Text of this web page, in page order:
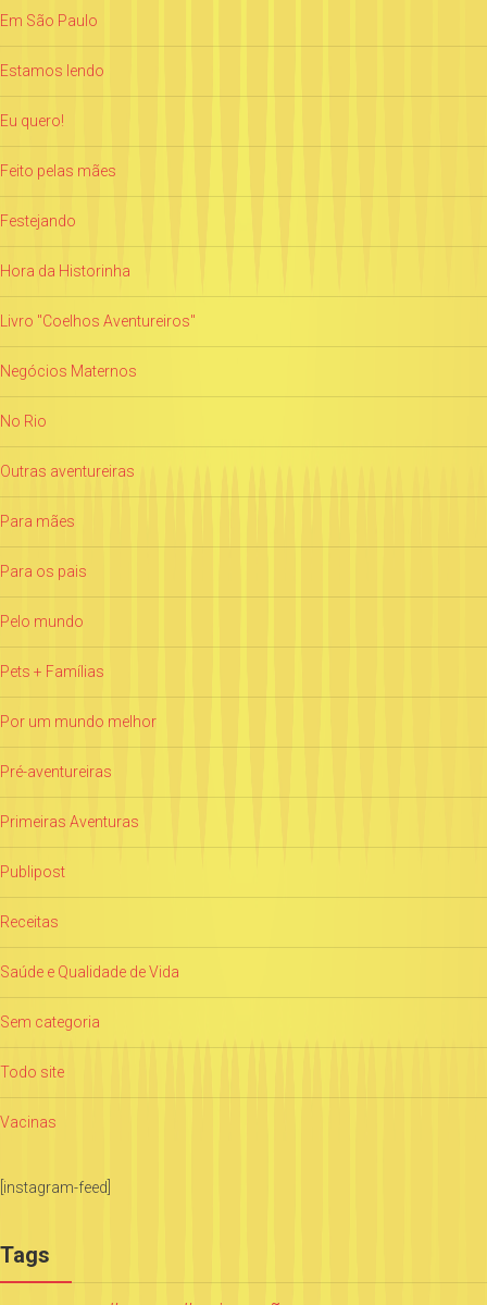
Em São Paulo
Estamos lendo
Eu quero!
Feito pelas mães
Festejando
Hora da Historinha
Livro "Coelhos Aventureiros"
Negócios Maternos
No Rio
Outras aventureiras
Para mães
Para os pais
Pelo mundo
Pets + Famílias
Por um mundo melhor
Pré-aventureiras
Primeiras Aventuras
Publipost
Receitas
Saúde e Qualidade de Vida
Sem categoria
Todo site
Vacinas
[instagram-feed]
Tags